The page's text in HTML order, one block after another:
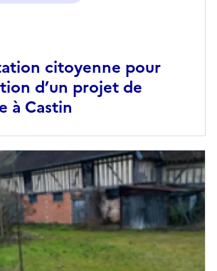
citoyenne pour
d’un projet de
à Castin